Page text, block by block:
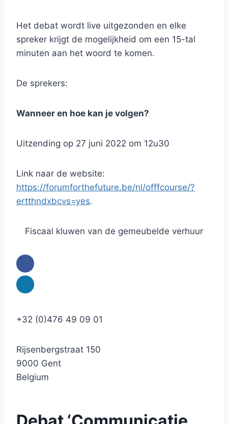
Het debat wordt live uitgezonden en elke
spreker krijgt de mogelijkheid om een 15-tal
minuten aan het woord te komen.
De sprekers:
Wanneer en hoe kan je volgen?
Uitzending op 27 juni 2022 om 12u30
Link naar de website:
https://forumforthefuture.be/nl/offfcourse/?
ertthndxbcvs=yes.
Fiscaal kluwen van de gemeubelde verhuur
+32 (0)476 49 09 01
Rijsenbergstraat 150
9000 Gent
Belgium